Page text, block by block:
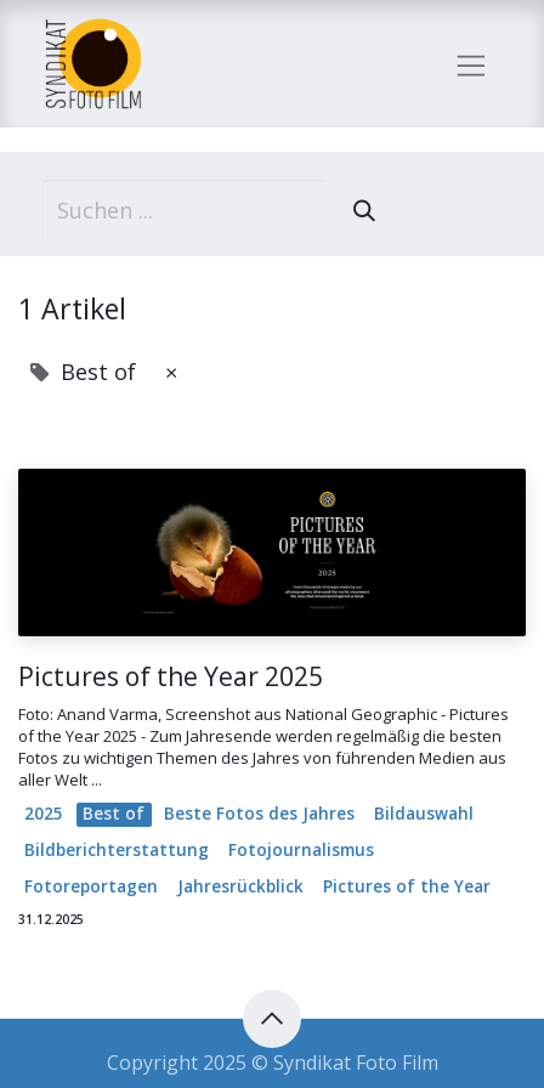
1 Artikel
Best of ×
Pictures of the Year 2025
Foto: Anand Varma, Screenshot aus National Geographic - Pictures
of the Year 2025 - Zum Jahresende werden regelmäßig die besten
Fotos zu wichtigen Themen des Jahres von führenden Medien aus
aller Welt ...
2025
Best of Beste Fotos des Jahres
Bildauswahl
Bildberichterstattung
Fotojournalismus
Fotoreportagen
Jahresrückblick Pictures of the Year
31.12.2025
Copyright 2025 © Syndikat Foto Film